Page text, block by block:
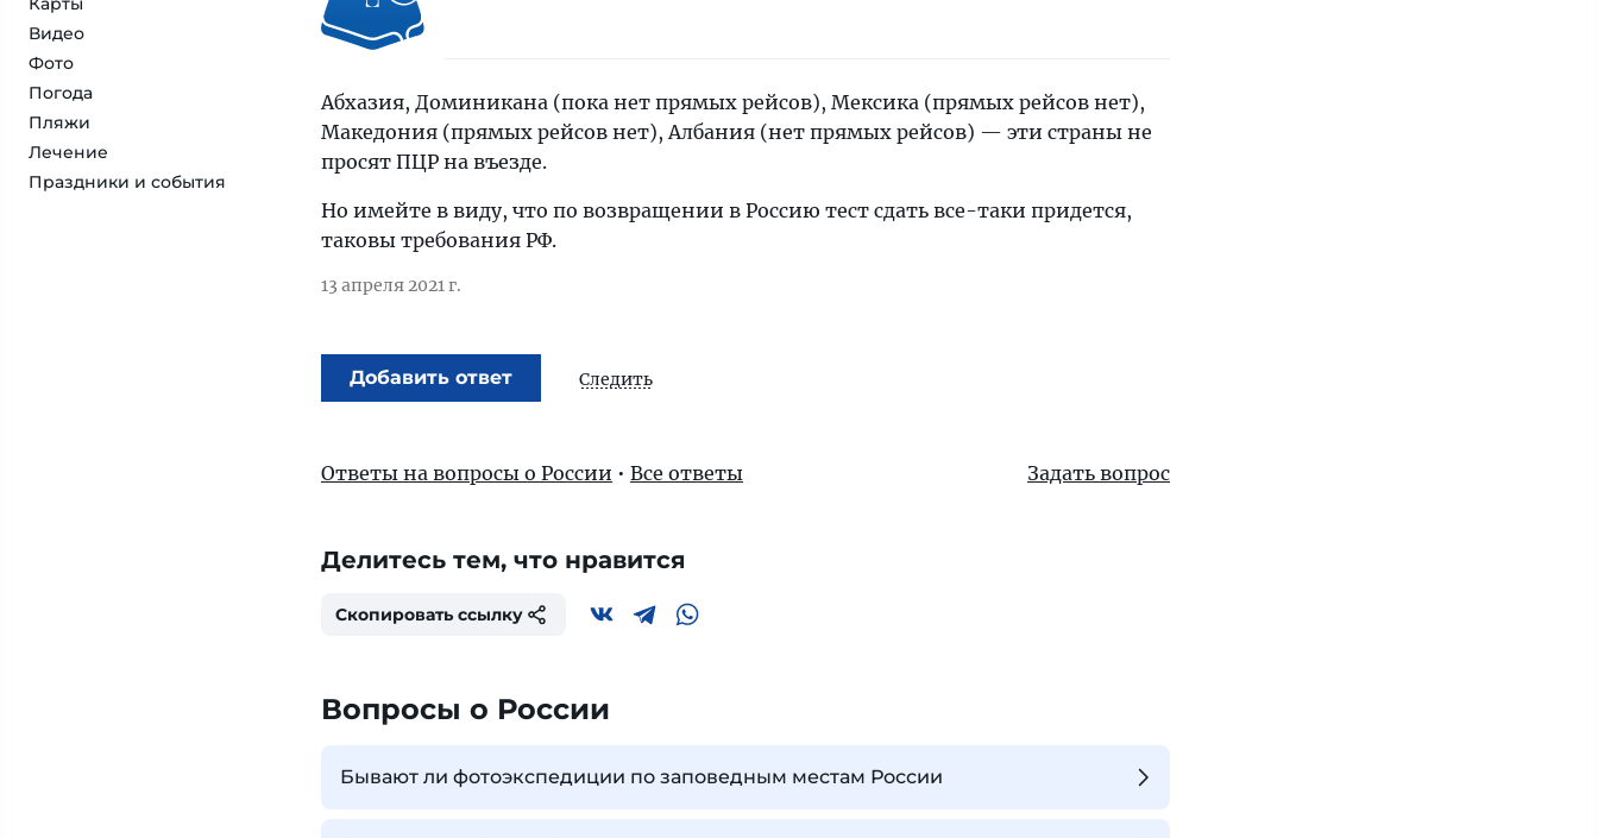
Видео
Фото
Погода
Пляжи
Лечение
Праздники и события
Абхазия, Доминикана (пока нет прямых рейсов), Мексика (прямых рейсов нет),
Македония (прямых рейсов нет), Албания (нет прямых рейсов) — эти страны не
просят ПЦР на въезде.
Но имейте в виду, что по возвращении в Россию тест сдать все-таки придется,
таковы требования РФ.
13 апреля 2021 г.
Добавить ответ Следить
Ответы на вопросы о России • Все ответы Задать вопрос
Делитесь тем, что нравится
Скопировать ссылку
Вопросы о России
Бывают ли фотоэкспедиции по заповедным местам России